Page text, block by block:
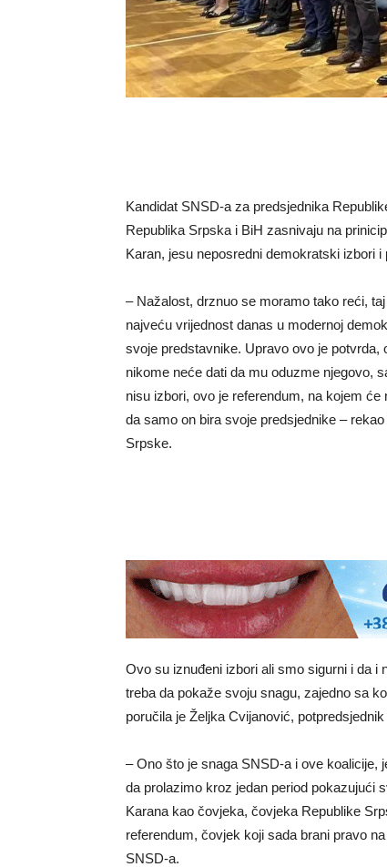
Kandidat SNSD-a za predsjednika
Republika Srpska i BiH zasnivaju na
Karan, jesu neposredni demokratski izbori
– Nažalost, drznuo se moramo tako reći,
najveću vrijednost danas u modernoj
svoje predstavnike. Upravo ovo je potvrda,
nikome neće dati da mu oduzme njegovo,
nisu izbori, ovo je referendum, na kojem
da samo on bira svoje predsjednike –
Srpske.
Ovo su iznuđeni izbori ali smo sigurni i da
treba da pokaže svoju snagu, zajedno sa
poručila je Željka Cvijanović,
– Ono što je snaga SNSD-a i ove koalicije,
da prolazimo kroz jedan period pokazujući
Karana kao čovjeka, čovjeka Republike
referendum, čovjek koji sada brani pravo
SNSD-a.